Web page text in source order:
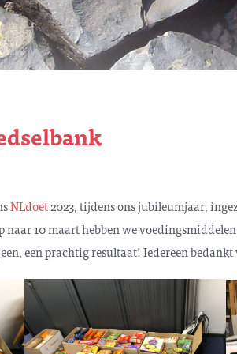
NLdoet2023, tijdens ons jubileumjaar,
10 maart hebben we
een prachtig resultaat! Iedereen